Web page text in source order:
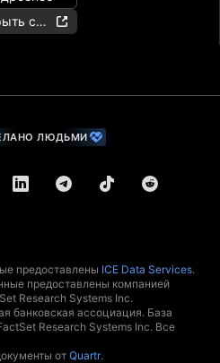
счёт
ЛЮДЬМИ
предоставлены ICE Data Services.
предоставлены компанией
Research Systems Inc.
банковская ассоциация. База
Research Systems Inc. Все
от Quartr.